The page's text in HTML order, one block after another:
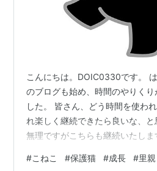
こんにちは。DOIC0330です。
のブログも始め、時間のやりく
した。 皆さん、どう時間を使わ
れ楽しく継続できたら良いな、
無理ですがこちらも継続いたしま
「うちのねこたち」の続きです！
#こねこ #保護猫 #成長 #里親